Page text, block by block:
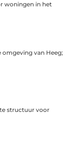
woningen in het
omgeving van Heeg;
structuur voor